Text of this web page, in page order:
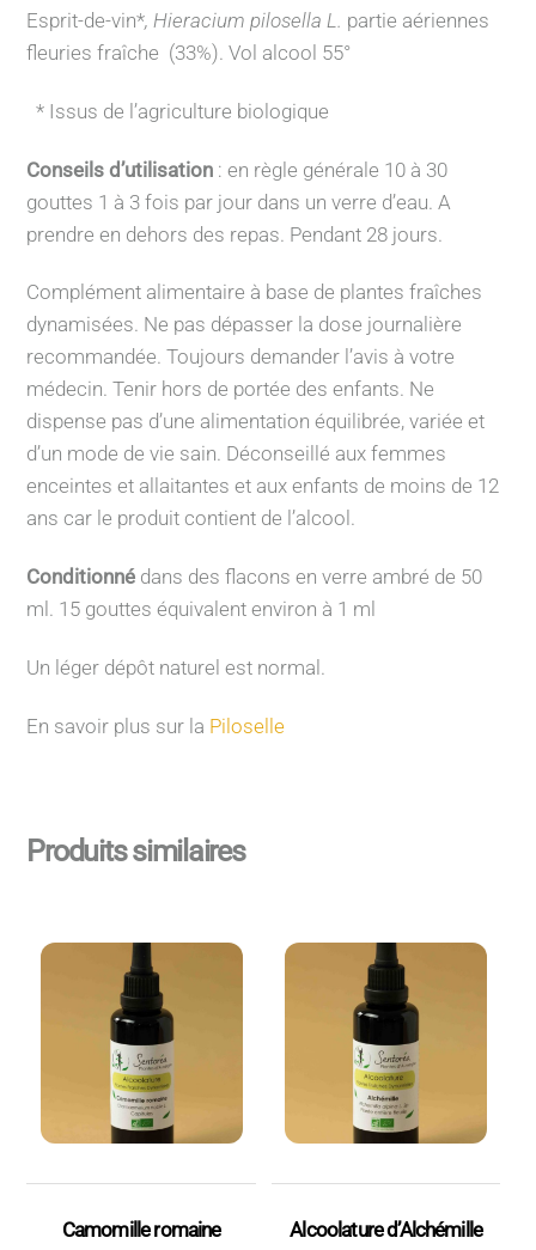
Esprit-de-vin*, Hieracium pilosella L. partie aériennes
fleuries fraîche (33%). Vol alcool 55°
* Issus de l’agriculture biologique
Conseils d’utilisation : en règle générale 10 à 30
gouttes 1 à 3 fois par jour dans un verre d’eau. A
prendre en dehors des repas. Pendant 28 jours.
Complément alimentaire à base de plantes fraîches
dynamisées. Ne pas dépasser la dose journalière
recommandée. Toujours demander l’avis à votre
médecin.Tenir hors de portée des enfants. Ne
dispense pas d’une alimentation équilibrée, variée et
d’un mode de vie sain. Déconseillé aux femmes
enceintes et allaitantes et aux enfants de moins de 12
ans car le produit contient de l’alcool.
Conditionné dans des flacons en verre ambré de 50
ml. 15 gouttes équivalent environ à 1 ml
Un léger dépôt naturel est normal.
En savoir plus sur la Piloselle
Produits similaires
Camomille romaine
Alcoolature d’Alchémille